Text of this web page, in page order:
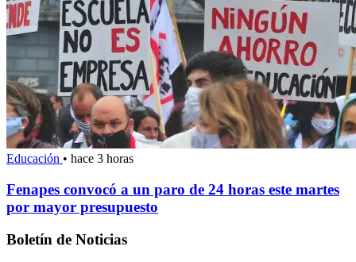
Educación • hace 3 horas
Fenapes convocó a un paro de 24 horas este martes
por mayor presupuesto
Boletín de Noticias